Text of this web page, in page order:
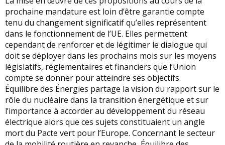
prochaine mandature est loin d’être garantie compte
tenu du changement significatif qu’elles représentent
dans le fonctionnement de l’UE. Elles permettent
cependant de renforcer et de légitimer le dialogue qui
doit se déployer dans les prochains mois sur les moyens
législatifs, réglementaires et financiers que l’Union
compte se donner pour atteindre ses objectifs.
Équilibre des Énergies partage la vision du rapport sur le
rôle du nucléaire dans la transition énergétique et sur
l’importance à accorder au développement du réseau
électrique alors que ces sujets constituaient un angle
mort du Pacte vert pour l’Europe. Concernant le secteur